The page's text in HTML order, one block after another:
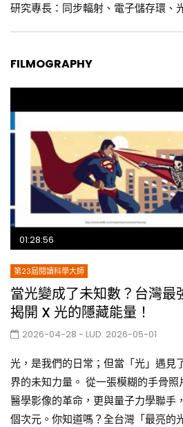
研究專長：同步輻射、電子儲存環、
FILMOGRAPHY
01:28:56
第23屆閱讀科學大師
當光變成了未知數？台灣最
揭開 X 光的隱藏能量！
2026-04-28 - LUD: 2026-05-01
光，是我們的日常；但當「光」遇見
界的未知力量。 從一張模糊的手骨照
醫學影像的革命，更與量子力學聯手
個次元。你知道嗎？全台灣「最亮的